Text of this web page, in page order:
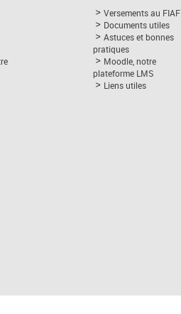
Versements au FIAF
Documents utiles
Astuces et bonnes
pratiques
Moodle, notre
plateforme LMS
Liens utiles